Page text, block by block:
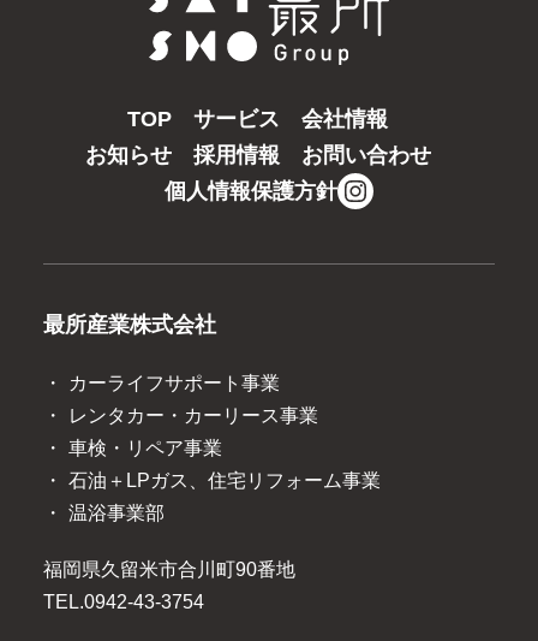
TOP サービス
会社情報
お知らせ
採用情報
お問い合わせ
個人情報保護方針
最所産業株式会社
カーライフサポート事業
レンタカー・カーリース事業
車検・リペア事業
石油＋LPガス、住宅リフォーム事業
温浴事業部
福岡県久留米市合川町90番地
TEL.0942-43-3754